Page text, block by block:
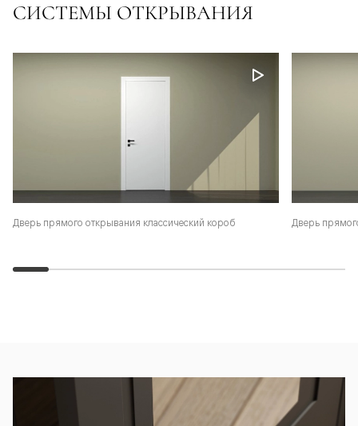
СИСТЕМЫ ОТКРЫВАНИЯ
Дверь прямого открывания классический короб Дверь